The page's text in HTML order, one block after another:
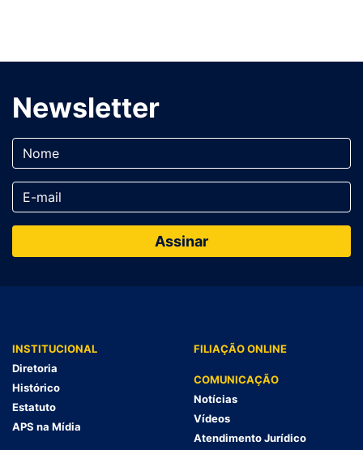
Newsletter
INSTITUCIONAL
Diretoria
Histórico
Estatuto
APS na Mídia
FILIAÇÃO ONLINE
COMUNICAÇÃO
Notícias
Vídeos
Atendimento Jurídico